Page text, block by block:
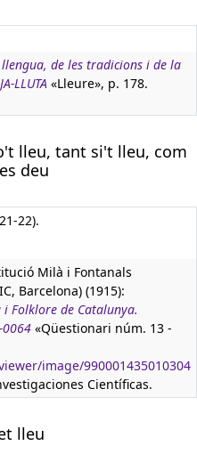
de les tradicions i de la
LLUTA «Lleure», p. 178.
lleu, tant si't lleu, com
deu
22).
Milà i Fontanals
Barcelona) (1915):
Folklore de Catalunya.
0064 «Qüestionari núm. 13 -
image/990001435010304
Científicas.
lleu